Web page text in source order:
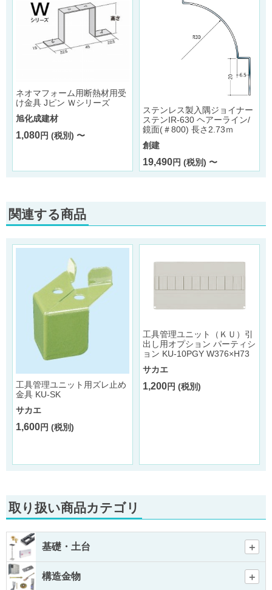
ネオマフォーム用断熱材用受
け金具 Jピン Ｗシリーズ
旭化成建材
1,080円 (税別) 〜
ステンレス製入隅ジョイナー
ステンIR-630 ヘアーライン/
鏡面(＃800) 長さ2.73ｍ
創建
19,490円 (税別) 〜
関連する商品
工具管理ユニット用ズレ止め
金具 KU-SK
サカエ
1,600円 (税別)
工具管理ユニット（ＫＵ）引
出し用オプション パーティシ
ョン KU-10PGY W376×H73
サカエ
1,200円 (税別)
取り扱い商品カテゴリ
基礎・土台
構造金物